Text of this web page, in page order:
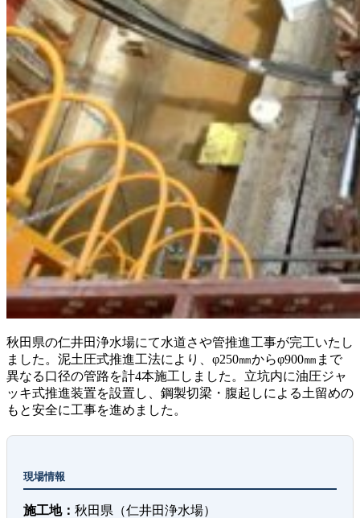
秋田県の仁井田浄水場にて水道さや管推進工事が完工いたし
ました。泥土圧式推進工法により、φ250㎜からφ900㎜まで
異なる口径の管路を計4本施工しました。立坑内に油圧ジャ
ッキ式推進装置を設置し、鋼製切梁・腹起しによる土留めの
もと安全に工事を進めました。
現場情報
施工地： 秋田県（仁井田浄水場）